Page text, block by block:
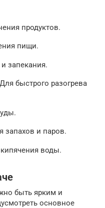
продуктов.
пищи.
запекания.
быстрого разогрева
запахов и паров.
воды.
быть ярким и
основное